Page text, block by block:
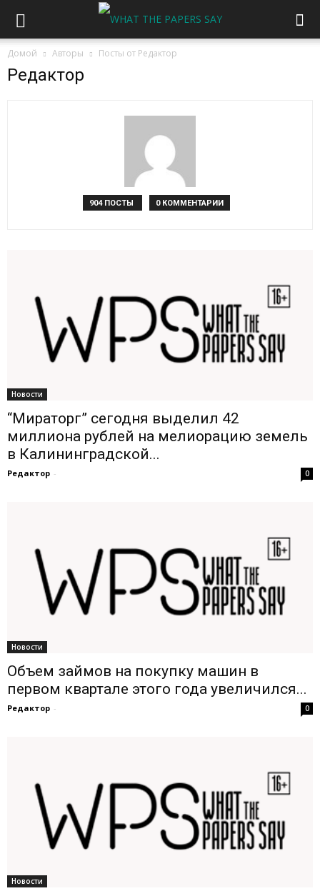
Домой Авторы Посты от Редактор
Редактор
904 ПОСТЫ 0 КОММЕНТАРИИ
Новости
“Мираторг” сегодня выделил 42
миллиона рублей на мелиорацию земель
в Калининградской...
Редактор - 0
Новости
Объем займов на покупку машин в
первом квартале этого года увеличился...
Редактор - 0
Новости